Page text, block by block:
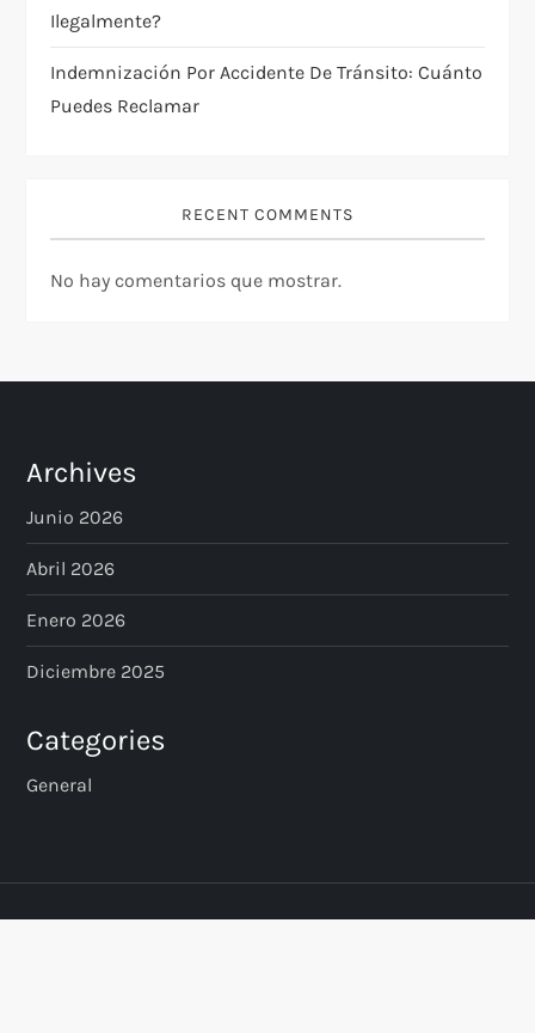
t
r
a
Ilegalmente?
Indemnización Por Accidente De Tránsito: Cuánto
Puedes Reclamar
RECENT COMMENTS
No hay comentarios que mostrar.
Archives
Junio 2026
Abril 2026
Enero 2026
Diciembre 2025
Categories
General